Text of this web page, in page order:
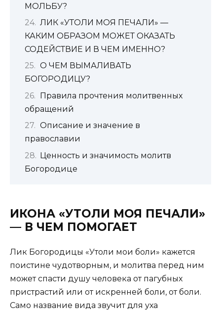
МОЛЬБУ?
ЛИК «УТОЛИ МОЯ ПЕЧАЛИ» —
КАКИМ ОБРАЗОМ МОЖЕТ ОКАЗАТЬ
СОДЕЙСТВИЕ И В ЧЕМ ИМЕННО?
О ЧЕМ ВЫМАЛИВАТЬ
БОГОРОДИЦУ?
Правила прочтения молитвенных
обращений
Описание и значение в
православии
Ценность и значимость молитв
Богородице
ИКОНА «УТОЛИ МОЯ ПЕЧАЛИ»
— В ЧЕМ ПОМОГАЕТ
Лик Богородицы «Утоли мои боли» кажется
поистине чудотворным, и молитва перед ним
может спасти душу человека от пагубных
пристрастий или от искренней боли, от боли.
Само название вида звучит для уха